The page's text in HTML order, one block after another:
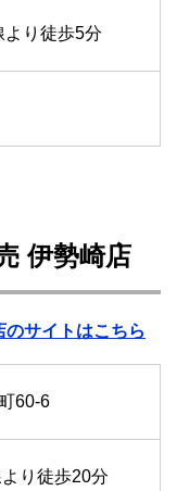
り徒歩5分
伊勢崎店
サイトはこちら
60-6
り徒歩20分